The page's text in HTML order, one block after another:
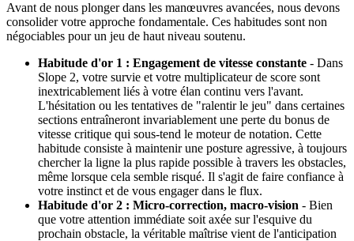
Avant de nous plonger dans les manœuvres avancées, nous devons
consolider votre approche fondamentale. Ces habitudes sont non
négociables pour un jeu de haut niveau soutenu.
Habitude d'or 1 : Engagement de vitesse constante - Dans
Slope 2, votre survie et votre multiplicateur de score sont
inextricablement liés à votre élan continu vers l'avant.
L'hésitation ou les tentatives de "ralentir le jeu" dans certaines
sections entraîneront invariablement une perte du bonus de
vitesse critique qui sous-tend le moteur de notation. Cette
habitude consiste à maintenir une posture agressive, à toujours
chercher la ligne la plus rapide possible à travers les obstacles,
même lorsque cela semble risqué. Il s'agit de faire confiance à
votre instinct et de vous engager dans le flux.
Habitude d'or 2 : Micro-correction, macro-vision - Bien
que votre attention immédiate soit axée sur l'esquive du
prochain obstacle, la véritable maîtrise vient de l'anticipation